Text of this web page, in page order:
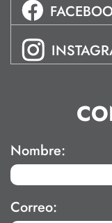
Nombre:
Correo: